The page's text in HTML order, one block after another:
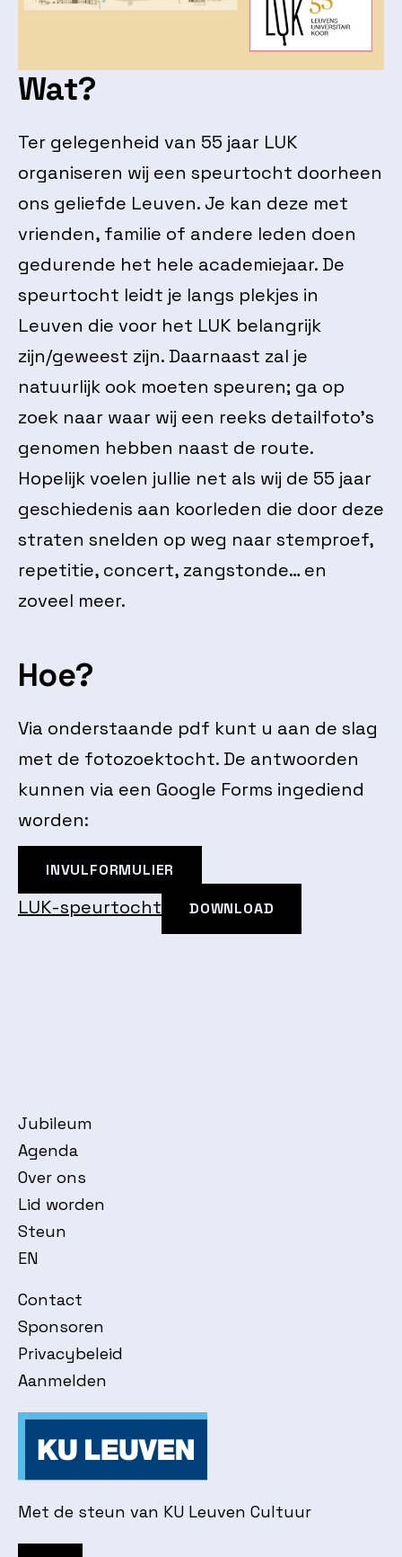
Wat?
Ter gelegenheid van 55 jaar LUK
organiseren wij een speurtocht doorheen
ons geliefde Leuven. Je kan deze met
vrienden, familie of andere leden doen
gedurende het hele academiejaar. De
speurtocht leidt je langs plekjes in
Leuven die voor het LUK belangrijk
zijn/geweest zijn. Daarnaast zal je
natuurlijk ook moeten speuren; ga op
zoek naar waar wij een reeks detailfoto’s
genomen hebben naast de route.
Hopelijk voelen jullie net als wij de 55 jaar
geschiedenis aan koorleden die door deze
straten snelden op weg naar stemproef,
repetitie, concert, zangstonde… en
zoveel meer.
Hoe?
Via onderstaande pdf kunt u aan de slag
met de fotozoektocht. De antwoorden
kunnen via een Google Forms ingediend
worden:
INVULFORMULIER
LUK-speurtocht DOWNLOAD
Jubileum
Agenda
Over ons
Lid worden
Steun
EN
Contact
Sponsoren
Privacybeleid
Aanmelden
Met de steun van KU Leuven Cultuur